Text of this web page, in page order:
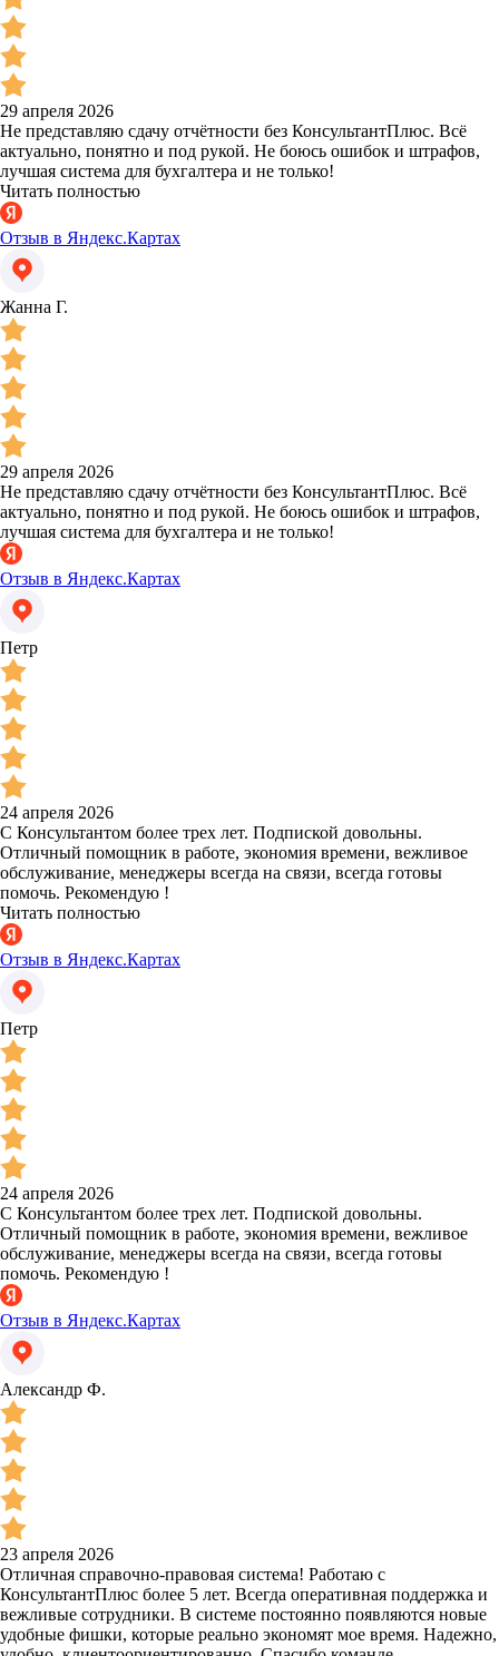
29 апреля 2026
Не представляю сдачу отчётности без КонсультантПлюс. Всё
актуально, понятно и под рукой. Не боюсь ошибок и штрафов,
лучшая система для бухгалтера и не только!
Читать полностью
Отзыв в Яндекс.Картах
Жанна Г.
29 апреля 2026
Не представляю сдачу отчётности без КонсультантПлюс. Всё
актуально, понятно и под рукой. Не боюсь ошибок и штрафов,
лучшая система для бухгалтера и не только!
Отзыв в Яндекс.Картах
Петр
24 апреля 2026
С Консультантом более трех лет. Подпиской довольны.
Отличный помощник в работе, экономия времени, вежливое
обслуживание, менеджеры всегда на связи, всегда готовы
помочь. Рекомендую !
Читать полностью
Отзыв в Яндекс.Картах
Петр
24 апреля 2026
С Консультантом более трех лет. Подпиской довольны.
Отличный помощник в работе, экономия времени, вежливое
обслуживание, менеджеры всегда на связи, всегда готовы
помочь. Рекомендую !
Отзыв в Яндекс.Картах
Александр Ф.
23 апреля 2026
Отличная справочно-правовая система! Работаю с
КонсультантПлюс более 5 лет. Всегда оперативная поддержка и
вежливые сотрудники. В системе постоянно появляются новые
удобные фишки, которые реально экономят мое время. Надежно,